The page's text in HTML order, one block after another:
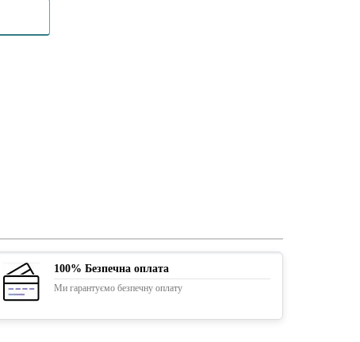
100% Безпечна оплата
Ми гарантуємо безпечну оплату